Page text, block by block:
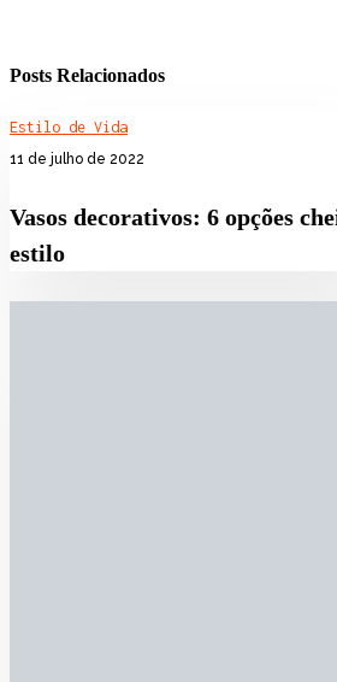
Posts Relacionados
Estilo de Vida
11 de julho de 2022
Vasos decorativos: 6 opções
estilo